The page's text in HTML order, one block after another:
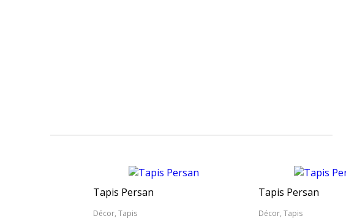
Tapis Persan
Décor, Tapis
Tapis Persan
Décor, Tapis